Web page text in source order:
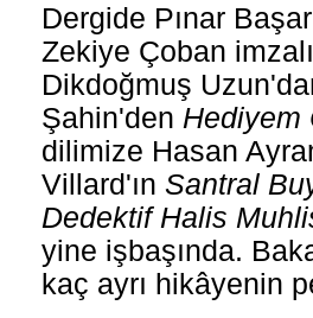
Dergide Pınar
Zekiye Çoban imzalı
Dikdoğmuş
Şahin'den Hediyem
dilimize Hasan
Villard'ın Santral
Dedektif Halis
yine işbaşında.
kaç ayrı hikâyenin